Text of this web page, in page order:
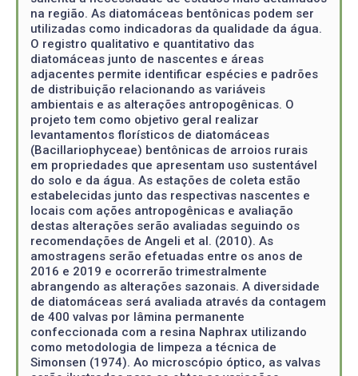
na região. As diatomáceas bentônicas podem ser
utilizadas como indicadoras da qualidade da água.
O registro qualitativo e quantitativo das
diatomáceas junto de nascentes e áreas
adjacentes permite identificar espécies e padrões
de distribuição relacionando as variáveis
ambientais e as alterações antropogênicas. O
projeto tem como objetivo geral realizar
levantamentos florísticos de diatomáceas
(Bacillariophyceae) bentônicas de arroios rurais
em propriedades que apresentam uso sustentável
do solo e da água. As estações de coleta estão
estabelecidas junto das respectivas nascentes e
locais com ações antropogênicas e avaliação
destas alterações serão avaliadas seguindo os
recomendações de Angeli et al. (2010). As
amostragens serão efetuadas entre os anos de
2016 e 2019 e ocorrerão trimestralmente
abrangendo as alterações sazonais. A diversidade
de diatomáceas será avaliada através da contagem
de 400 valvas por lâmina permanente
confeccionada com a resina Naphrax utilizando
como metodologia de limpeza a técnica de
Simonsen (1974). Ao microscópio óptico, as valvas